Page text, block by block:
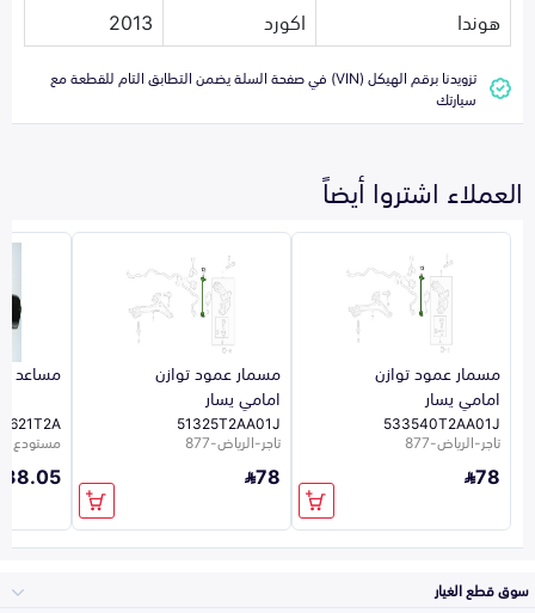
هوندا
اكورد 2013
تزويدنا برقم الهيكل (VIN) في صفحة السلة يضمن التطابق التام للقطعة مع
سيارتك
العملاء اشتروا أيضاً
مسمار عمود توازن
امامي يسار
533540T2AA01J
تاجر-الرياض-877
78
مسمار عمود توازن
امامي يسار
51325T2AA01J
تاجر-الرياض-877
78
مساعد
مستودع
سوق قطع الغيار